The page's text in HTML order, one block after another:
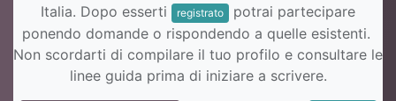
Italia. Dopo esserti
registrato
potrai partecipare
ponendo domande o rispondendo a quelle esistenti.
Non scordarti di compilare il tuo profilo e consultare le
linee guida prima di iniziare a scrivere.